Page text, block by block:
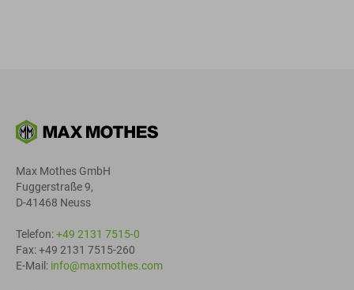
Max Mothes GmbH
Fuggerstraße 9,
D-41468 Neuss
Telefon:+49 2131 7515-0
Fax: +49 2131 7515-260
E-Mail: info@maxmothes.com